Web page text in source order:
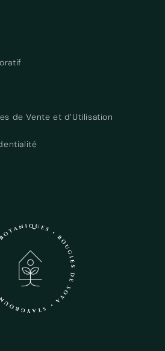
de Vente et d’Utilisation